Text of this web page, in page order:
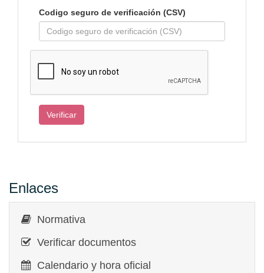
Codigo seguro de verificación (CSV)
Enlaces
Normativa
Verificar documentos
Calendario y hora oficial